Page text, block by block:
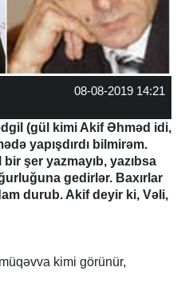
08-08-2019 14:21
(gül kimi Akif Əhməd idi,
yapışdırdı bilmirəm.
şer yazmayıb, yazıbsa
gedirlər. Baxırlar
durub. Akif deyir ki, Vəli,
kimi görünür,